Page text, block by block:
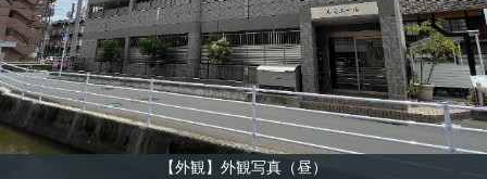
【外観】外観写真（昼）